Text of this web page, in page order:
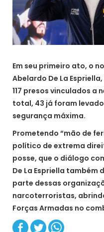
Em seu primeiro ato, o
Abelardo De La
117 presos vinculados a
total, 43 já foram
segurança máxima.
Prometendo “mão de
político de extrema
posse, que o diálogo
De La Espriella
parte dessas
narcoterroristas,
Forças Armadas no